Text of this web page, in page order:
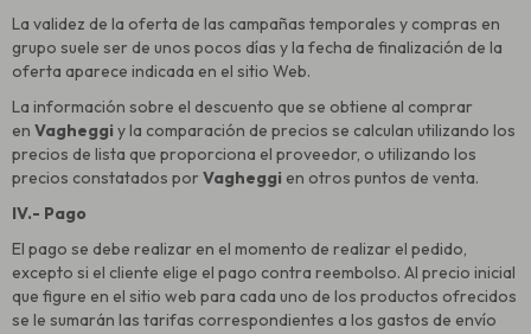
La validez de la oferta de las campañas temporales y compras en
grupo suele ser de unos pocos días y la fecha de finalización de la
oferta aparece indicada en el sitio Web.
La información sobre el descuento que se obtiene al comprar
en Vagheggi y la comparación de precios se calculan utilizando los
precios de lista que proporciona el proveedor, o utilizando los
precios constatados por Vagheggi en otros puntos de venta.
IV.- Pago
El pago se debe realizar en el momento de realizar el pedido,
excepto si el cliente elige el pago contra reembolso. Al precio inicial
que figure en el sitio web para cada uno de los productos ofrecidos
se le sumarán las tarifas correspondientes a los gastos de envío